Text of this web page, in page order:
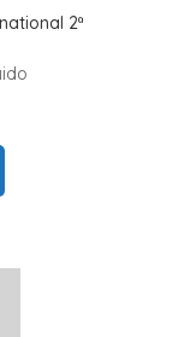
2ª